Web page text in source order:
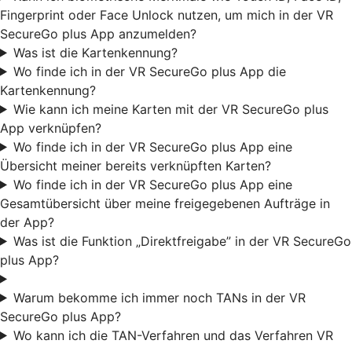
Fingerprint oder Face Unlock nutzen, um mich in der VR
SecureGo plus App anzumelden?
Was ist die Kartenkennung?
Wo finde ich in der VR SecureGo plus App die
Kartenkennung?
Wie kann ich meine Karten mit der VR SecureGo plus
App verknüpfen?
Wo finde ich in der VR SecureGo plus App eine
Übersicht meiner bereits verknüpften Karten?
Wo finde ich in der VR SecureGo plus App eine
Gesamtübersicht über meine freigegebenen Aufträge in
der App?
Was ist die Funktion „Direktfreigabe” in der VR SecureGo
plus App?
Warum bekomme ich immer noch TANs in der VR
SecureGo plus App?
Wo kann ich die TAN-Verfahren und das Verfahren VR